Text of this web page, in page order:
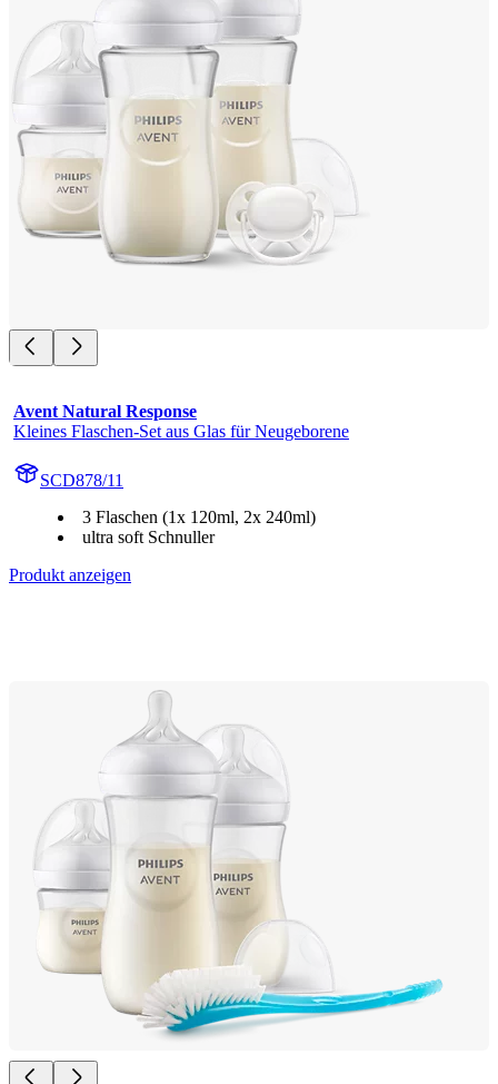
Avent Natural Response
Kleines Flaschen-Set aus Glas für Neugeborene
SCD878/11
3 Flaschen (1x 120ml, 2x 240ml)
ultra soft Schnuller
Produkt anzeigen